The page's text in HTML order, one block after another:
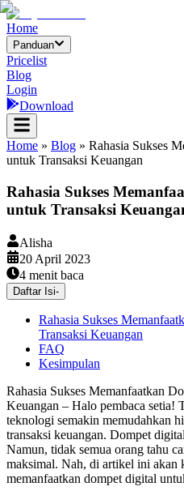
Home
Panduan
Pricelist
Blog
Login
Download
Home » Blog » Rahasia Sukses
untuk Transaksi Keuangan
Rahasia Sukses
untuk Transaksi
Alisha
20 April 2023
4 menit baca
Daftar Isi-
Rahasia Sukses
Transaksi Keuangan
FAQ
Kesimpulan
Rahasia Sukses Memanfaatkan
Keuangan – Halo pembaca setia!
teknologi semakin memudahkan
transaksi keuangan. Dompet
Namun, tidak semua orang tahu
maksimal. Nah, di artikel ini akan
memanfaatkan dompet digital